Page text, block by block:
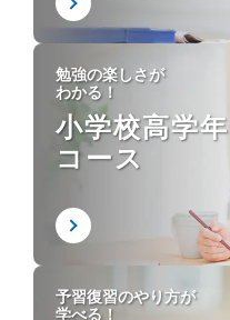
勉強の楽しさが
わかる！
小学校高学年
コース
予習復習のやり方が
学べる！